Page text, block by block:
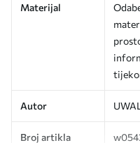
Materijal
Autor
Broj artikla